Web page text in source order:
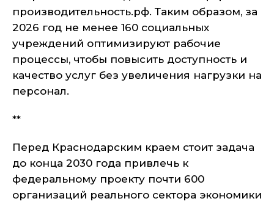
производительность.рф. Таким образом, за
2026 год не менее 160 социальных
учреждений оптимизируют рабочие
процессы, чтобы повысить доступность и
качество услуг без увеличения нагрузки на
персонал.
**
Перед Краснодарским краем стоит задача
до конца 2030 года привлечь к
федеральному проекту почти 600
организаций реального сектора экономики